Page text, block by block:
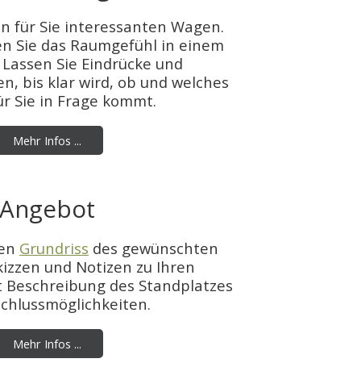
für Sie interessanten Wagen.
Sie das Raumgefühl in einem
Sie Eindrücke und
bis klar wird, ob und welches
Sie in Frage kommt.
Mehr Infos ...
Grundriss des gewünschten
und Notizen zu Ihren
des Standplatzes
Mehr Infos ...